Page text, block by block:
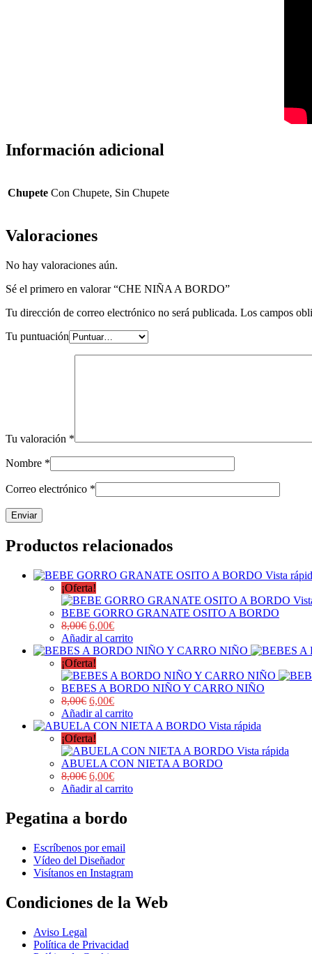
Información adicional
Chupete Con Chupete, Sin Chupete
Valoraciones
No hay valoraciones aún.
Sé el primero en valorar “CHE NIÑA A BORDO”
Tu dirección de correo electrónico no será publicada. Los campos
Tu puntuación
Tu valoración *
Nombre *
Correo electrónico *
Productos relacionados
Vista
¡Oferta!
BEBE GORRO GRANATE OSITO A BORDO
8,00€ 6,00€
Añadir al carrito
¡Oferta!
BEBES A BORDO NIÑO Y CARRO NIÑO
8,00€ 6,00€
Añadir al carrito
Vista rápida
¡Oferta!
Vista rápida
ABUELA CON NIETA A BORDO
8,00€ 6,00€
Añadir al carrito
Pegatina a bordo
Escríbenos por email
Vídeo del Diseñador
Visítanos en Instagram
Condiciones de la Web
Aviso Legal
Política de Privacidad